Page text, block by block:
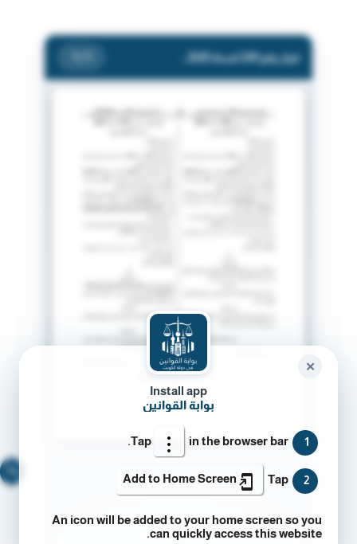
Install app
بوابة القوانين
1
Tap in the browser bar.
2
Tap
Add to Home Screen
An icon will be added to your home screen so you
can quickly access this website.
✕